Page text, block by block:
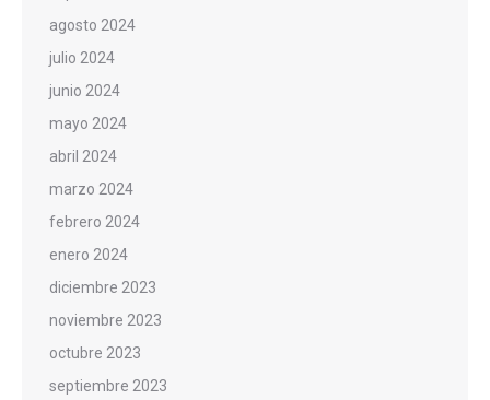
agosto 2024
julio 2024
junio 2024
mayo 2024
abril 2024
marzo 2024
febrero 2024
enero 2024
diciembre 2023
noviembre 2023
octubre 2023
septiembre 2023